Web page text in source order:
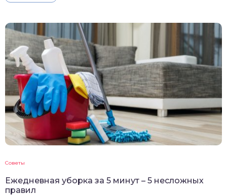
Советы
Ежедневная уборка за 5 минут – 5 несложных
правил